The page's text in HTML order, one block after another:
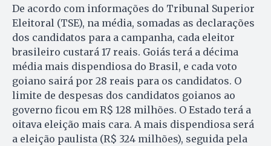
De acordo com informações do Tribunal Superior
Eleitoral (TSE), na média, somadas as declarações
dos candidatos para a campanha, cada eleitor
brasileiro custará 17 reais. Goiás terá a décima
média mais dispendiosa do Brasil, e cada voto
goiano sairá por 28 reais para os candidatos. O
limite de despesas dos candidatos goianos ao
governo ficou em R$ 128 milhões. O Estado terá a
oitava eleição mais cara. A mais dispendiosa será
a eleição paulista (R$ 324 milhões), seguida pela